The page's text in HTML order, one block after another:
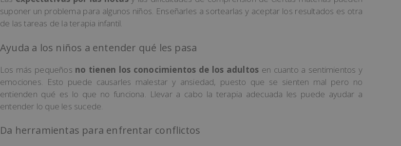
suponer un problema para algunos niños. Enseñarles a sortearlas y aceptar los resultados es otra
de las tareas de la terapia infantil.
Ayuda a los niños a entender qué les pasa
Los más pequeños no tienen los conocimientos de los adultos en cuanto a sentimientos y
emociones. Esto puede causarles malestar y ansiedad, puesto que se sienten mal pero no
entienden qué es lo que no funciona. Llevar a cabo la terapia adecuada les puede ayudar a
entender lo que les sucede.
Da herramientas para enfrentar conflictos